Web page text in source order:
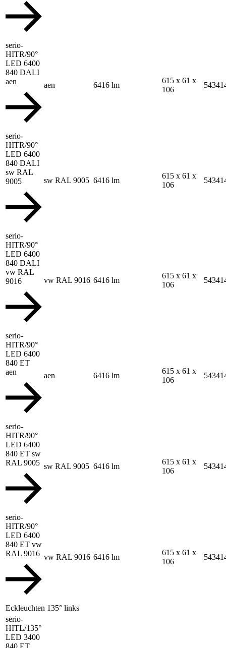
serio-
HITR/90°
LED 6400
840 DALI
aen
aen 6416 lm
615 x 61 x
106
serio-
HITR/90°
LED 6400
840 DALI
sw RAL
9005
sw RAL 9005 6416 lm
615 x 61 x
106
serio-
HITR/90°
LED 6400
840 DALI
vw RAL
9016
vw RAL 9016 6416 lm
615 x 61 x
106
serio-
HITR/90°
LED 6400
840 ET
aen
aen 6416 lm
615 x 61 x
106
serio-
HITR/90°
LED 6400
840 ET sw
RAL 9005 sw RAL 9005 6416 lm
615 x 61 x
106
serio-
HITR/90°
LED 6400
840 ET vw
RAL 9016 vw RAL 9016 6416 lm
615 x 61 x
106
Eckleuchten 135° links
serio-
HITL/135°
LED 3400